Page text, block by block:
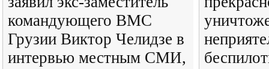
командующего ВМС
Грузии Виктор Челидзе в
интервью местным СМИ,